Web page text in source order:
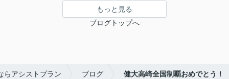
もっと見る
ブログトップへ
らアシストプラン ブログ 健大高崎全国制覇おめでとう！